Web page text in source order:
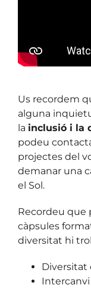
Us recordem
alguna
la inclusió i la
podeu
projectes del
demanar una
el Sol.
Recordeu que
càpsules
diversitat hi
Diversitat